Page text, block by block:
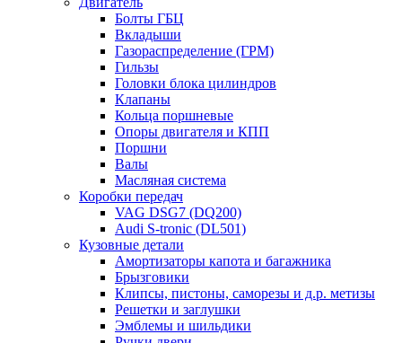
Болты ГБЦ
Вкладыши
Газораспределение (ГРМ)
Гильзы
Головки блока цилиндров
Клапаны
Кольца поршневые
Опоры двигателя и КПП
Поршни
Валы
Масляная система
Коробки передач
VAG DSG7 (DQ200)
Audi S-tronic (DL501)
Кузовные детали
Амортизаторы капота и багажника
Брызговики
Клипсы, пистоны, саморезы и д.р. метизы
Решетки и заглушки
Эмблемы и шильдики